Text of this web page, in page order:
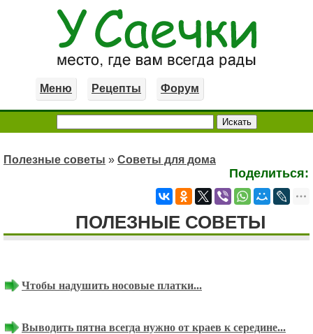
Меню Рецепты Форум
Полезные советы » Советы для дома
Поделиться:
ПОЛЕЗНЫЕ СОВЕТЫ
Чтобы надушить носовые платки...
Выводить пятна всегда нужно от краев к середине...